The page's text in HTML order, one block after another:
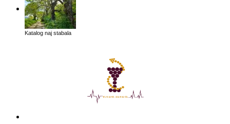
Katalog naj stabala